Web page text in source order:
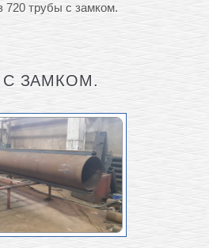
720 трубы с замком.
С ЗАМКОМ.